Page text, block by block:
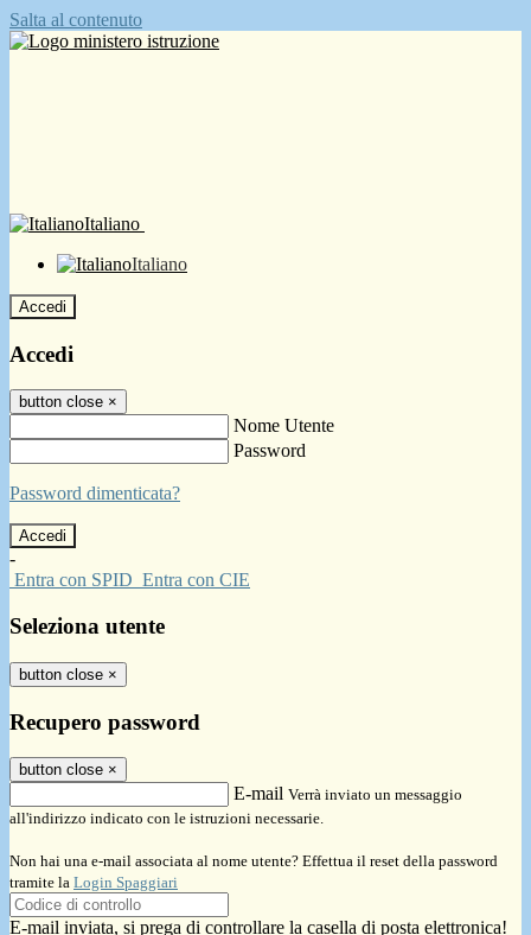
Salta al contenuto
Italiano
Italiano
Accedi
Accedi
button close ×
Nome Utente
Password
Password dimenticata?
-
Entra con SPID Entra con CIE
Seleziona utente
button close ×
Recupero password
button close ×
E-mail Verrà inviato un messaggio
all'indirizzo indicato con le istruzioni necessarie.
Non hai una e-mail associata al nome utente? Effettua il reset della password
tramite la Login Spaggiari
E-mail inviata, si prega di controllare la casella di posta elettronica!